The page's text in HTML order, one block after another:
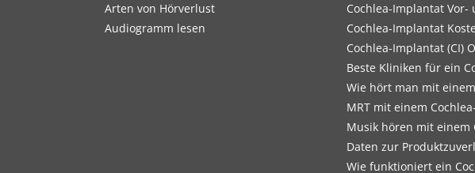
Arten von Hörverlust
Audiogramm lesen
Cochlea-Implantat Vor-
Cochlea-Implantat
Cochlea-Implantat (CI)
Beste Kliniken für ein
Wie hört man mit
MRT mit einem
Musik hören mit einem
Daten zur
Wie funktioniert ein